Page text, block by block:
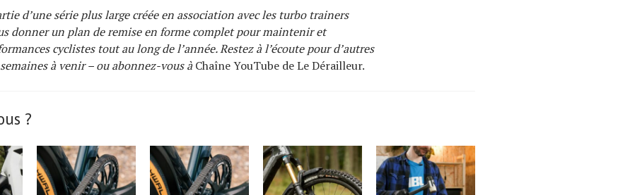
d’une série plus large créée en association avec les turbo trainers
donner un plan de remise en forme complet pour maintenir et
cyclistes tout au long de l’année. Restez à l’écoute pour d’autres
à venir – ou abonnez-vous àChaîne YouTube de Le Dérailleur.
?